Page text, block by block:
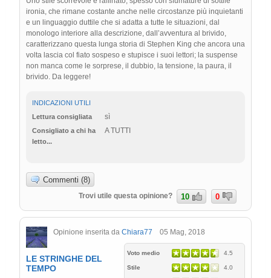
ironia, che rimane costante anche nelle circostanze più inquietanti
e un linguaggio duttile che si adatta a tutte le situazioni, dal
monologo interiore alla descrizione, dall’avventura al brivido,
caratterizzano questa lunga storia di Stephen King che ancora una
volta lascia col fiato sospeso e stupisce i suoi lettori; la suspense
non manca come le sorprese, il dubbio, la tensione, la paura, il
brivido. Da leggere!
INDICAZIONI UTILI
Lettura consigliata
sì
Consigliato a chi ha
letto...
A TUTTI
Commenti (8)
Trovi utile questa opinione? 10 0
Opinione inserita da Chiara77 05 Mag, 2018
Voto medio 4.5
Stile 4.0
LE STRINGHE DEL
TEMPO